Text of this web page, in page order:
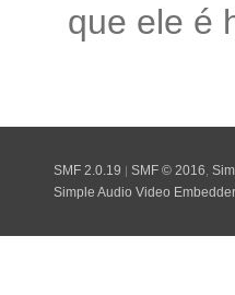
que ele é
SMF 2.0.19 | SMF © 2016
Simple Audio Video Embedder